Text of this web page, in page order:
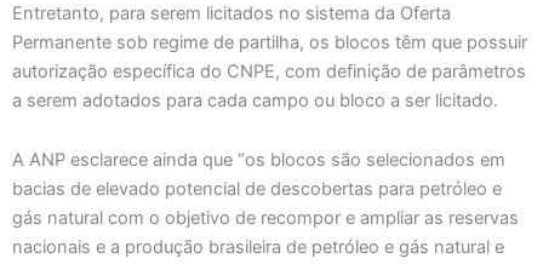
Entretanto, para serem licitados no sistema da Oferta
Permanente sob regime de partilha, os blocos têm que possuir
autorização específica do CNPE, com definição de parâmetros
a serem adotados para cada campo ou bloco a ser licitado.
A ANP esclarece ainda que “os blocos são selecionados em
bacias de elevado potencial de descobertas para petróleo e
gás natural com o objetivo de recompor e ampliar as reservas
nacionais e a produção brasileira de petróleo e gás natural e